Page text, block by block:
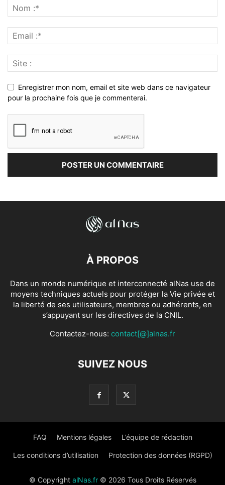
Enregistrer mon nom, email et site web dans ce navigateur
pour la prochaine fois que je commenterai.
À PROPOS
Dans un monde numérique et interconnecté alNas use de
moyens techniques actuels pour protéger la Vie privée et
la liberté de ses utilisateurs, membres ou adhérents, en
s’appuyant sur les directives de la CNIL.
Contactez-nous: contact[@]alnas.fr
SUIVEZ NOUS
FAQ Mentions légales L’équipe de rédaction
Les conditions d’utilisation Protection des données (RGPD)
© Copyright alNas.fr© 2026 Tous Droits Réservés